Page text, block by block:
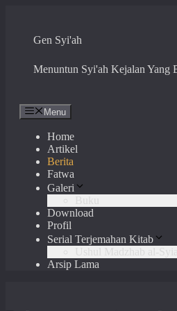
contentGen Syi'ah
Menuntun Syi'ah Kejalan Yang
Menu
Home
Artikel
Berita
Fatwa
Galeri
Download
Profil
Serial Terjemahan Kitab
Arsip Lama